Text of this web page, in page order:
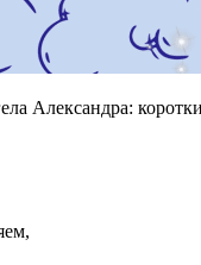
Александра: